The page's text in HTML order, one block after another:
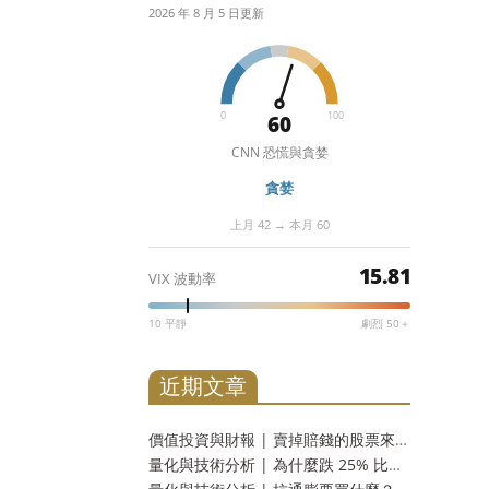
2026 年 8 月 5 日更新
0 100
60
CNN 恐慌與貪婪
貪婪
上月 42 → 本月 60
VIX 波動率 15.81
10 平靜 劇烈 50＋
近期文章
價值投資與財報 | 賣掉賠錢的股票來抵稅，划算嗎？三十三年實測：財富只多 2.9%，而台灣人這一步用不上
量化與技術分析 | 為什麼跌 25% 比崩盤 50% 更可怕？水下時間與潰瘍指數，風險的另一個量法